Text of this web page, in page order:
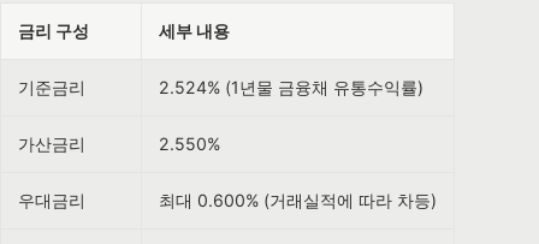
금리 구성 세부 내용
기준금리 2.524% (1년물 금융채 유통수익률)
가산금리 2.550%
우대금리 최대 0.600% (거래실적에 따라 차등)